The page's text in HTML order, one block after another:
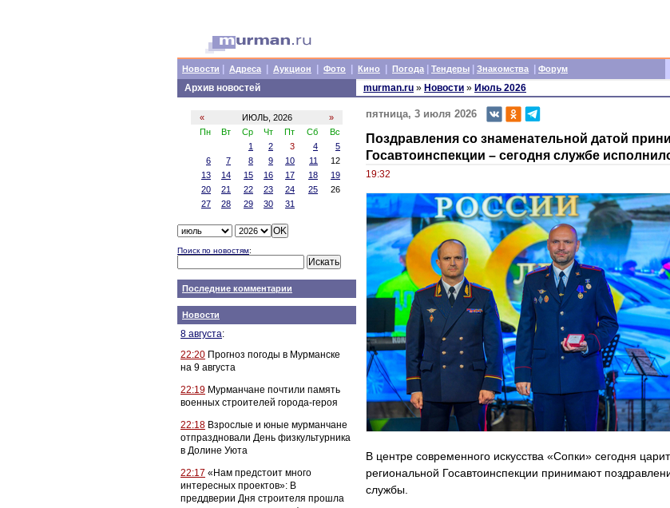
Новости Адреса Аукцион Фото Кино Погода Тендеры Знакомства Форум
Архив новостей
« ИЮЛЬ, 2026
»
Пн
Вт Ср Чт Пт Сб
Вс
1
2 3 4
5
6
7 8 9 10 11
12
13
14 15 16 17 18
19
20
21 22 23 24 25
26
27
28 29 30 31
Поиск по новостям:
Последние комментарии
Новости
8 августа:
22:20 Прогноз погоды в Мурманске
на 9 августа
22:19 Мурманчане почтили память
военных строителей города-героя
22:18 Взрослые и юные мурманчане
отпраздновали День физкультурника
в Долине Уюта
22:17 «Нам предстоит много
интересных проектов»: В
преддверии Дня строителя прошла
murman.ru » Новости » Июль 2026
пятница, 3 июля 2026
Поздравления со знаменательной датой
Госавтоинспекции – сегодня службе
19:32
В центре современного искусства «Сопки» сегодня
региональной Госавтоинспекции принимают
службы.